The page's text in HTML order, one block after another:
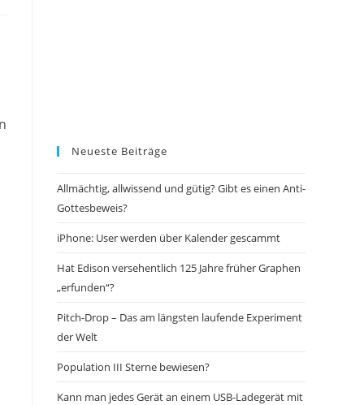
Neueste Beiträge
Allmächtig, allwissend und gütig? Gibt es einen Anti-
Gottesbeweis?
iPhone: User werden über Kalender gescammt
Hat Edison versehentlich 125 Jahre früher Graphen
„erfunden“?
Pitch-Drop – Das am längsten laufende Experiment
der Welt
Population III Sterne bewiesen?
Kann man jedes Gerät an einem USB-Ladegerät mit